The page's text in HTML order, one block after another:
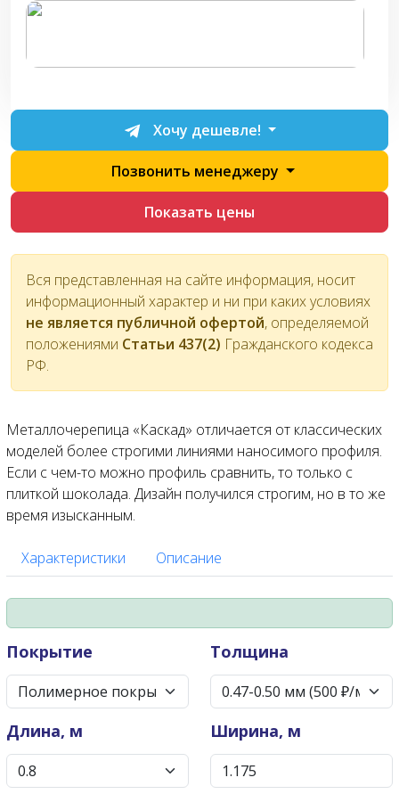
Хочу дешевле!
Позвонить менеджеру
Показать цены
Вся представленная на сайте информация, носит
информационный характер и ни при каких условиях
не является публичной офертой, определяемой
положениями Статьи 437(2) Гражданского кодекса
РФ.
Металлочерепица «Каскад» отличается от классических
моделей более строгими линиями наносимого профиля.
Если с чем-то можно профиль сравнить, то только с
плиткой шоколада. Дизайн получился строгим, но в то же
время изысканным.
Характеристики Описание
Покрытие Толщина
Длина, м Ширина, м